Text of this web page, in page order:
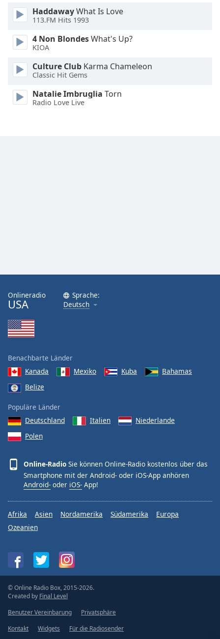
HaddawayWhat Is Love
113.FM Hits 1993
4 Non BlondesWhat's Up?
KIOA
Culture Club Karma Chameleon
Classic Hit Gems
Natalie Imbruglia Torn
Radio Love Live
Onlineradio
USA
Sprache:
Deutsch
Benachbarte Länder
Kanada
Mexiko Kuba
Bahamas
Belize
Populäre Länder
Deutschland
Italien
Niederlande
Polen
Online-Radio Sie können Online-Radio kostenlos über das
Smartphone mit der Android- oder iOS-App anhören
Android- oder iOS- App!
Afrika Asien Nordamerika Südamerika
Europa
Ozeanien
© Online Radio Box, 2015-2026.
Created by Final Level
Benutzer Vereinbarung
Privatsphäre
Kontakt
Widgets Für die Radiosender